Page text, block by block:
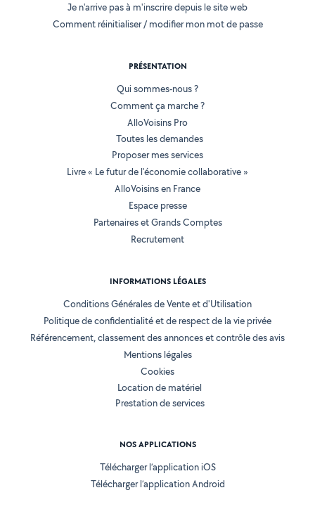
Je n'arrive pas à m'inscrire depuis le site web
Comment réinitialiser / modifier mon mot de passe
PRÉSENTATION
Qui sommes-nous ?
Comment ça marche ?
AlloVoisins Pro
Toutes les demandes
Proposer mes services
Livre « Le futur de l'économie collaborative »
AlloVoisins en France
Espace presse
Partenaires et Grands Comptes
Recrutement
INFORMATIONS LÉGALES
Conditions Générales de Vente et d'Utilisation
Politique de confidentialité et de respect de la vie privée
Référencement, classement des annonces et contrôle des avis
Mentions légales
Cookies
Location de matériel
Prestation de services
NOS APPLICATIONS
Télécharger l’application iOS
Télécharger l’application Android